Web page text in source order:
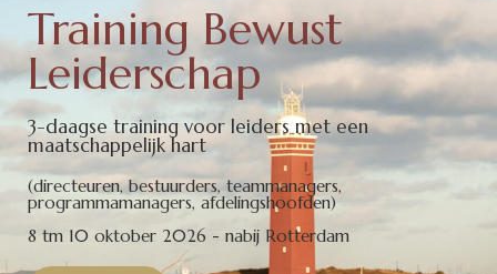
Training Bewust
Leiderschap
3-daagse training voor leiders met een
maatschappelijk hart
(directeuren, bestuurders, teammanagers,
programmamanagers, afdelingshoofden)
8 tm 10 oktober 2026 - nabij Rotterdam